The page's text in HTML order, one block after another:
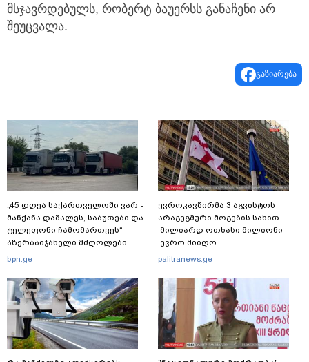
მსჯავრდებულს, რობერტ ბაუერსს განაჩენი არ
შეუცვალა.
გაზიარება
„45 დღეა საქართველოში ვარ -
მანქანა დაშალეს, საბუთები და
ტელეფონი ჩამომართვეს“ -
აზერბაიჯანელი მძღოლები
საქართველოს საბაჟოებზე
bpn.ge
ევროკავშირმა 3 აგვისტოს
არაგეგმური მოგების სახით
მილიარდ ოთხასი მილიონი
ევრო მიიღო
palitranews.ge